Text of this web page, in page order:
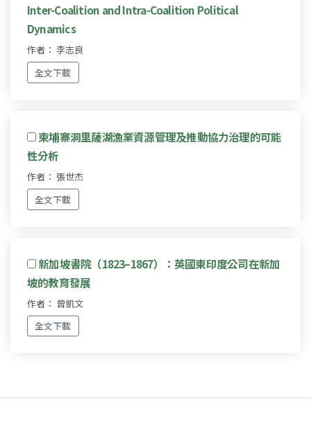
Inter-Coalition and Intra-Coalition Political
Dynamics
作者： 李志良
全文下載
柬埔寨洞里薩湖漁業資源管理及推動協力治理的可能
性分析
作者： 張世杰
全文下載
新加坡書院（1823–1867）：英國東印度公司在新加
坡的教育發展
作者： 曾凱文
全文下載